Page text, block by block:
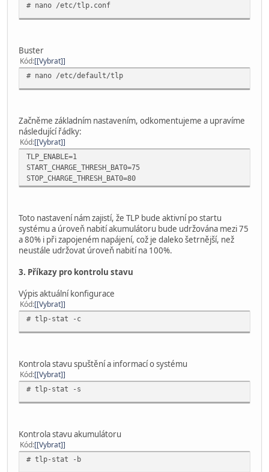
# nano /etc/tlp.conf
Buster
Kód [Vybrat]
# nano /etc/default/tlp
Začněme základním nastavením, odkomentujeme a upravíme
následující řádky:
Kód [Vybrat]
TLP_ENABLE=1
START_CHARGE_THRESH_BAT0=75
STOP_CHARGE_THRESH_BAT0=80
Toto nastavení nám zajistí, že TLP bude aktivní po startu
systému a úroveň nabití akumulátoru bude udržována mezi 75
a 80% i při zapojeném napájení, což je daleko šetrnější, než
neustále udržovat úroveň nabití na 100%.
3. Příkazy pro kontrolu stavu
Výpis aktuální konfigurace
Kód [Vybrat]
# tlp-stat -c
Kontrola stavu spuštění a informací o systému
Kód [Vybrat]
# tlp-stat -s
Kontrola stavu akumulátoru
Kód [Vybrat]
# tlp-stat -b